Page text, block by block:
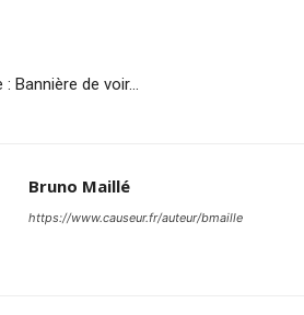
: Bannière de voir…
Bruno Maillé
https://www.causeur.fr/auteur/bmaille